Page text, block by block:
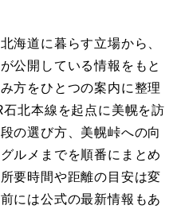
海道に暮らす立場から、
公開している情報をもと
方をひとつの案内に整理
北本線を起点に美幌を訪
の選び方、美幌峠への向
ルメまでを順番にまとめ
要時間や距離の目安は変
には公式の最新情報もあ